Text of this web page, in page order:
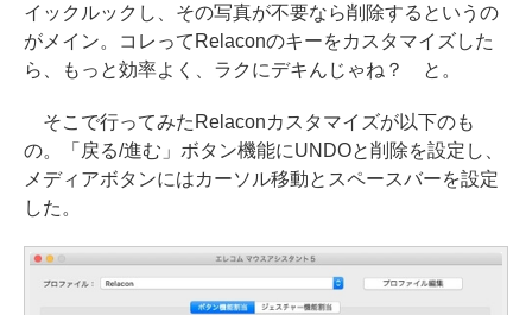
イックルックし、その写真が不要なら削除するというの
がメイン。コレってRelaconのキーをカスタマイズした
ら、もっと効率よく、ラクにデキんじゃね？ と。
そこで行ってみたRelaconカスタマイズが以下のも
の。「戻る/進む」ボタン機能にUNDOと削除を設定し、
メディアボタンにはカーソル移動とスペースバーを設定
した。